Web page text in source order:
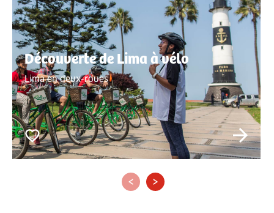
Découverte de Lima à vélo
Lima en deux-roues
‹ ›